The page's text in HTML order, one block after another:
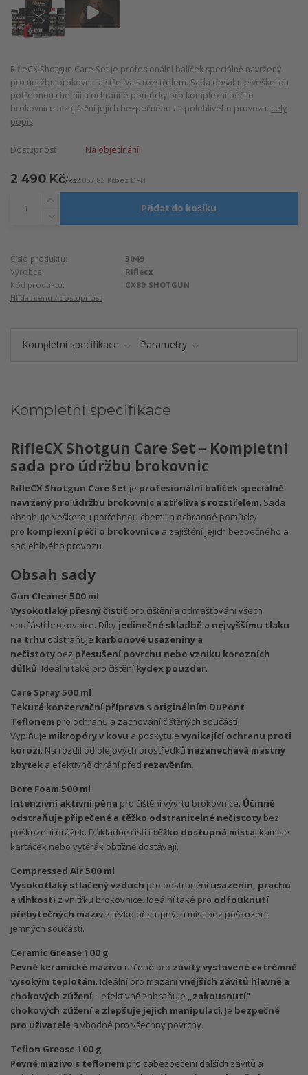
RifleCX Shotgun Care Set je profesionální balíček speciálně navržený
pro údržbu brokovnic a střeliva s rozstřelem. Sada obsahuje veškerou
potřebnou chemii a ochranné pomůcky pro komplexní péči o
brokovnice a zajištění jejich bezpečného a spolehlivého provozu. celý
popis
Dostupnost Na objednání
2 490 Kč/ks2 057,85 Kčbez DPH
Přidat do košíku
Číslo produktu:
3049
Výrobce:
Riflecx
Kód produktu:
CX80-SHOTGUN
Hlídat cenu / dostupnost
Kompletní specifikace Parametry
Kompletní specifikace
RifleCX Shotgun Care Set – Kompletní
sada pro údržbu brokovnic
RifleCX Shotgun Care Set je profesionální balíček speciálně
navržený pro údržbu brokovnic a střeliva s rozstřelem. Sada
obsahuje veškerou potřebnou chemii a ochranné pomůcky
pro komplexní péči o brokovnice a zajištění jejich bezpečného a
spolehlivého provozu.
Obsah sady
Gun Cleaner 500 ml
Vysokotlaký přesný čistič pro čištění a odmašťování všech
součástí brokovnice. Díky jedinečné skladbě a nejvyššímu tlaku
na trhu odstraňuje karbonové usazeniny a
nečistoty bez přesušení povrchu nebo vzniku korozních
důlků. Ideální také pro čištění kydex pouzder.
Care Spray 500 ml
Tekutá konzervační příprava s originálním DuPont
Teflonem pro ochranu a zachování čištěných součástí.
Vyplňuje mikropóry v kovu a poskytuje vynikající ochranu proti
korozi. Na rozdíl od olejových prostředků nezanechává mastný
zbytek a efektivně chrání před rezavěním.
Bore Foam 500 ml
Intenzivní aktivní pěna pro čištění vývrtu brokovnice. Účinně
odstraňuje připečené a těžko odstranitelné nečistoty bez
poškození drážek. Důkladně čistí i těžko dostupná místa, kam se
kartáček nebo vytěrák obtížně dostávají.
Compressed Air 500 ml
Vysokotlaký stlačený vzduch pro odstranění usazenin, prachu
a vlhkosti z vnitřku brokovnice. Ideální také pro odfouknutí
přebytečných maziv z těžko přístupných míst bez poškození
jemných součástí.
Ceramic Grease 100 g
Pevné keramické mazivo určené pro závity vystavené extrémně
vysokým teplotám. Ideální pro mazánívnějších závitů hlavně a
chokových zúžení– efektivně zabraňuje „zakousnutí"
chokových zúžení a zlepšuje jejich manipulaci. Je bezpečné
pro uživatele a vhodné pro všechny povrchy.
Teflon Grease 100 g
Pevné mazivo s teflonem pro zabezpečení dalších závitů a